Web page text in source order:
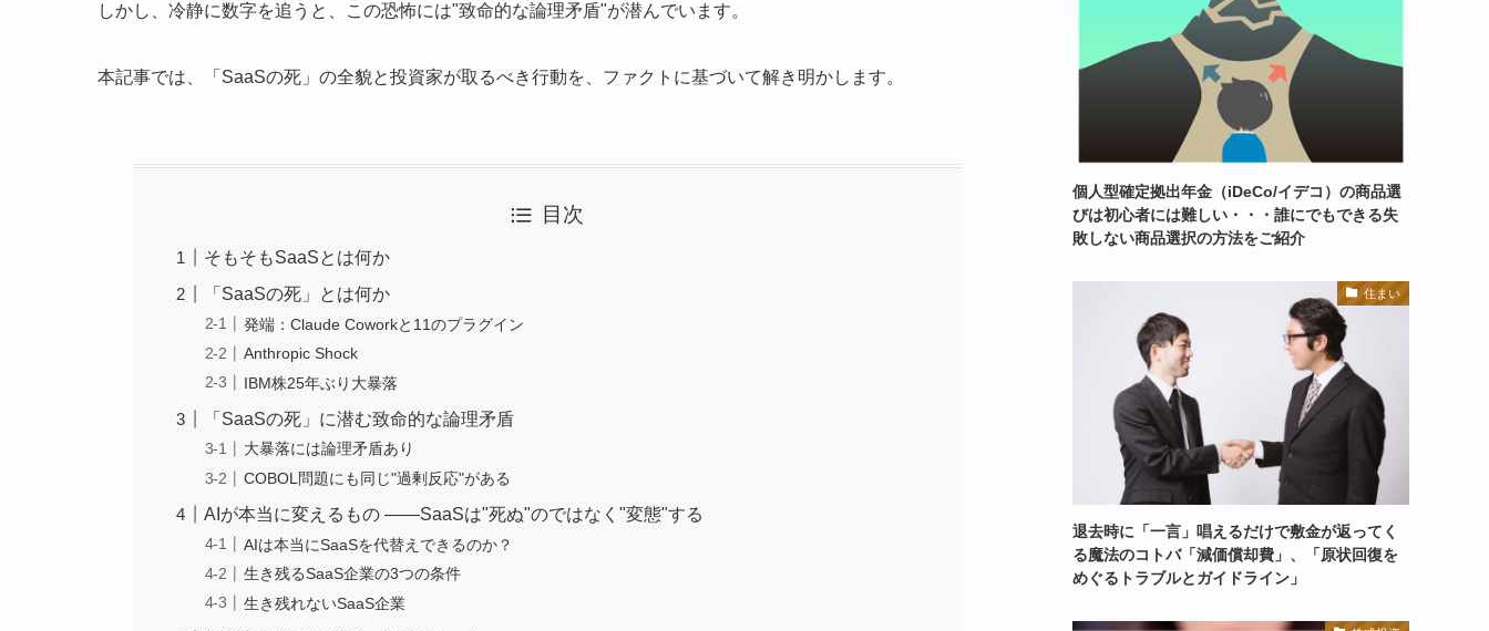
しかし、冷静に数字を追うと、この恐怖には"致命的な論理矛盾"が潜んでいます。
本記事では、「SaaSの死」の全貌と投資家が取るべき行動を、ファクトに基づいて解き明かします。
目次
そもそもSaaSとは何か
「SaaSの死」とは何か
発端：Claude Coworkと11のプラグイン
Anthropic Shock
IBM株25年ぶり大暴落
「SaaSの死」に潜む致命的な論理矛盾
大暴落には論理矛盾あり
COBOL問題にも同じ"過剰反応"がある
AIが本当に変えるもの ——SaaSは"死ぬ"のではなく"変態"する
AIは本当にSaaSを代替えできるのか？
生き残るSaaS企業の3つの条件
生き残れないSaaS企業
個人型確定拠出年金（iDeCo/イデコ）の商品選
びは初心者には難しい・・・誰にでもできる失
敗しない商品選択の方法をご紹介
住まい
退去時に「一言」唱えるだけで敷金が返ってく
る魔法のコトバ「減価償却費」、「原状回復を
めぐるトラブルとガイドライン」